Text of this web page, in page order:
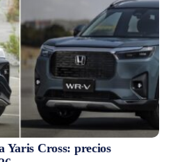
Yaris Cross: precios